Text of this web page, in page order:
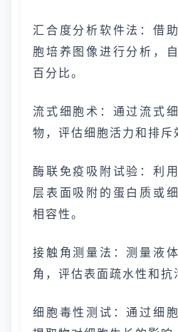
汇合度分析软件法：借
胞培养图像进行分析，
百分比。
流式细胞术：通过流式
物，评估细胞活力和排斥
酶联免疫吸附试验：利
层表面吸附的蛋白质或
相容性。
接触角测量法：测量液
角，评估表面疏水性和抗
细胞毒性测试：通过细